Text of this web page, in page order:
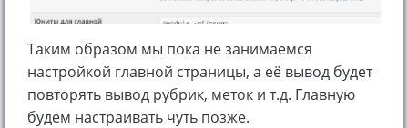
Таким образом мы пока не занимаемся
настройкой главной страницы, а её вывод будет
повторять вывод рубрик, меток и т.д. Главную
будем настраивать чуть позже.